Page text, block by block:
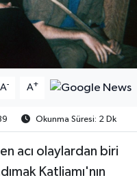
A- A+
Okunma Süresi: 2 Dk
acı olaylardan biri
Katliamı'nın